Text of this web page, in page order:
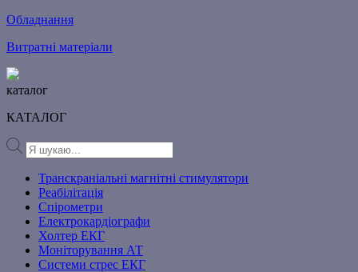
Обладнання
Витратні матеріали
каталог
КАТАЛОГ
Products
search
Транскраніальні магнітні стимулятори
Реабілітація
Спірометри
Електрокардіографи
Холтер ЕКГ
Моніторування АТ
Системи стрес ЕКГ